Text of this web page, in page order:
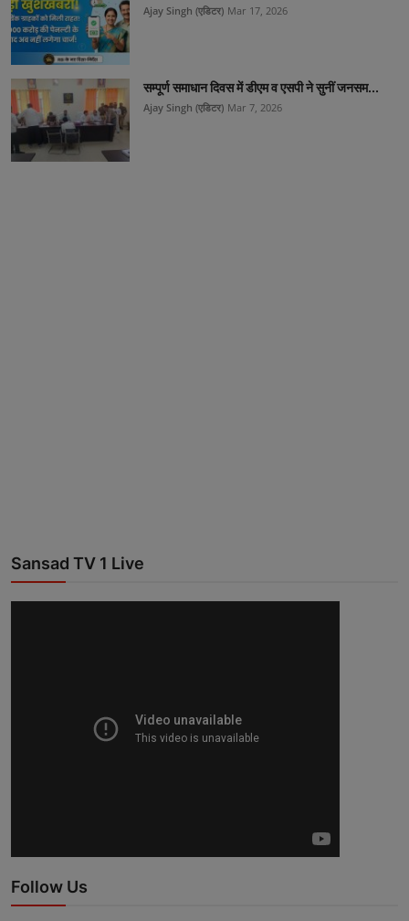
Ajay Singh (एडिटर) Mar 17, 2026
सम्पूर्ण समाधान दिवस में डीएम व एसपी ने सुनीं जनसम...
Ajay Singh (एडिटर) Mar 7, 2026
Sansad TV 1 Live
Follow Us